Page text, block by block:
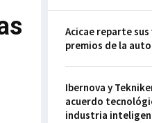
Acicae reparte
premios de la
Ibernova y
acuerdo
industria